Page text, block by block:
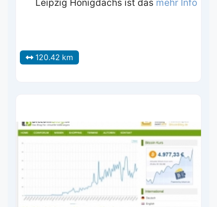
Leipzig Honigdachs ist das mehr Info
120.42 km